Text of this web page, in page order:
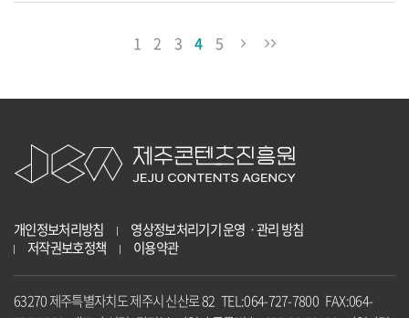
1 2 3 4 5
개인정보처리방침
영상정보처리기기 운영ㆍ관리 방침
저작권보호정책
이용약관
63270 제주특별자치도 제주시 신산로 82 TEL:064-727-7800 FAX:064-